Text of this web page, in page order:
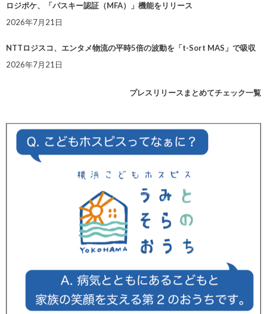
ロジポケ、「パスキー認証（MFA）」機能をリリース
2026年7月21日
NTTロジスコ、エンタメ物流の平時5倍の波動を「t-Sort MAS」で吸収
2026年7月21日
プレスリリースまとめてチェック一覧